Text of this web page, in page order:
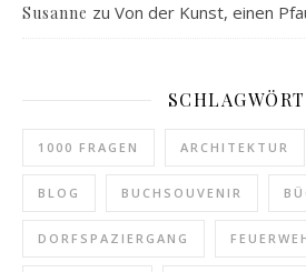
Susanne zu Von der Kunst, einen
1000 FRAGEN ARCHITEKTUR
BLOG BUCHSOUVENIR
DORFSPAZIERGANG